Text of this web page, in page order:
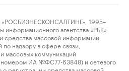
1995–
агентства «РБК»
средства массовой информации
надзору в сфере связи,
массовых коммуникаций
номером ИА №ФС77-63848) и сетевого